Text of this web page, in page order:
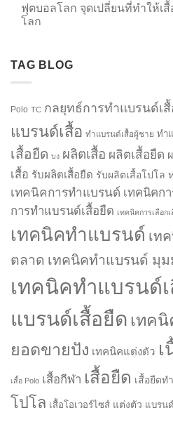
ฟุตบอลโลก จุดเปลี่ยนที่ทำให้เ
โลก
TAG BLOG
Polo TC กลยุทธ์การทำแบรนด์เสื้
แบรนด์เสื้อ ทำแบรนด์เสื้อผู้ชาย ทำ
เสื้อยืด บง ผลิตเสื้อ ผลิตเสื้อยืด
เสื้อ รับผลิตเสื้อยืด รับผลิตเสื้อโปโล
เทคนิคการทำแบรนด์ เทคนิคก
การทำแบรนด์เสื้อยืด เทคนิคการเลือก
เทคนิคทำแบรนด์ เท
ตลาด เทคนิคทำแบรนด์ มุม
เทคนิคทำแบรนด์
แบรนด์เสื้อยืด เทค
ยอดขายปัง เทคนิคแต่งตัว เ
เสื้อ Polo เสื้อกีฬา เสื้อยืด เสื้อยืดท
โปโล เสื้อโอเวอร์ไซส์ แต่งตัว แบรน